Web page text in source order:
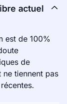
actuel
est de 100%
de
ne tiennent pas